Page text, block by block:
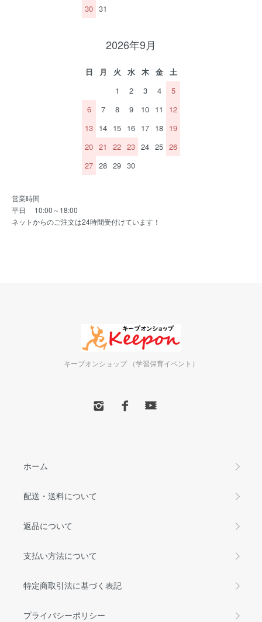
30 31
2026年9月
日 月 火 水 木 金
土
1
2 3 4
5
6
7 8 9 10 11
12
13 14 15 16 17 18 19
20 21 22 23 24 25 26
27 28 29 30
営業時間
平日 10:00～18:00
ネットからのご注文は24時間受付けています！
キープオンショップ （学習保育イベント）
ホーム
配送・送料について
返品について
支払い方法について
特定商取引法に基づく表記
プライバシーポリシー